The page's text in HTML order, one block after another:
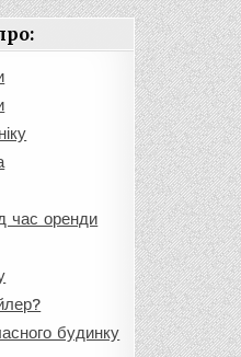
час оренди
будинку